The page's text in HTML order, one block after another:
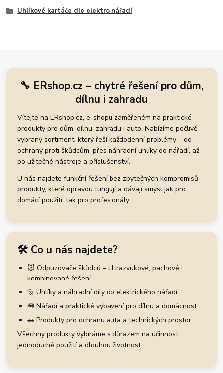
Uhlíkové kartáče dle elektro nářadí
🔧 ERshop.cz – chytré řešení pro dům,
dílnu i zahradu
Vítejte na ERshop.cz, e-shopu zaměřeném na praktické
produkty pro dům, dílnu, zahradu i auto. Nabízíme pečlivě
vybraný sortiment, který řeší každodenní problémy – od
ochrany proti škůdcům, přes náhradní uhlíky do nářadí, až
po užitečné nástroje a příslušenství.
U nás najdete funkční řešení bez zbytečných kompromisů –
produkty, které opravdu fungují a dávají smysl jak pro
domácí použití, tak pro profesionály.
🛠️ Co u nás najdete?
🐭 Odpuzovače škůdců – ultrazvukové, pachové i
kombinované řešení
🔩 Uhlíky a náhradní díly do elektrického nářadí
🧰 Nářadí a praktické vybavení pro dílnu a domácnost
🚗 Produkty pro ochranu auta a technických prostor
Všechny produkty vybíráme s důrazem na účinnost,
jednoduché použití a dlouhou životnost.